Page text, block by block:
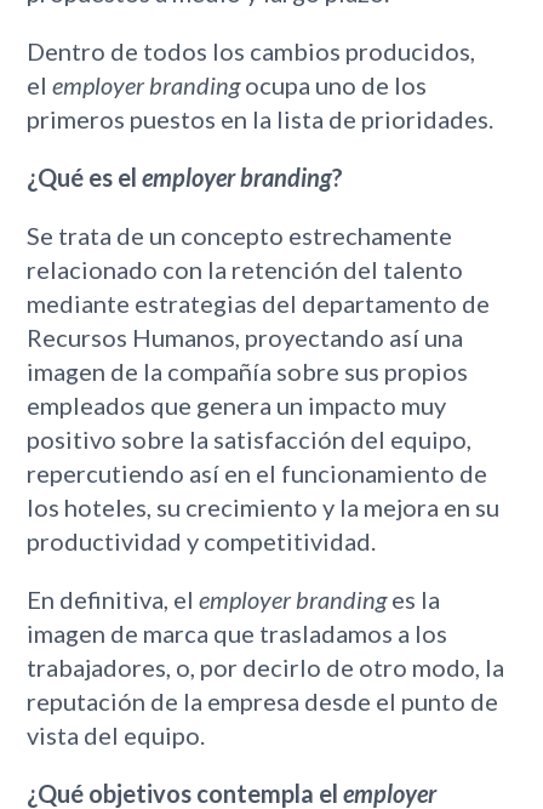
Dentro de todos los cambios producidos,
elemployer brandingocupa uno de los
primeros puestos en la lista de prioridades.
¿Qué es elemployer branding?
Se trata de un concepto estrechamente
relacionado con la retención del talento
mediante estrategias del departamento de
Recursos Humanos, proyectando así una
imagen de la compañía sobre sus propios
empleados que genera un impacto muy
positivo sobre la satisfacción del equipo,
repercutiendo así en el funcionamiento de
los hoteles, su crecimiento y la mejora en su
productividad y competitividad.
En definitiva, elemployer brandinges la
imagen de marca que trasladamos a los
trabajadores, o, por decirlo de otro modo, la
reputación de la empresa desde el punto de
vista del equipo.
¿Qué objetivos contempla elemployer